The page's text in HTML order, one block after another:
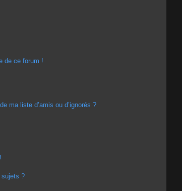
de ce forum !
ma liste d’amis ou d’ignorés ?
sujets ?